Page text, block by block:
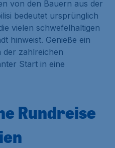
von den Bauern aus der
bedeutet ursprünglich
vielen schwefelhaltigen
hinweist. Genieße ein
der zahlreichen
Start in eine
Rundreise